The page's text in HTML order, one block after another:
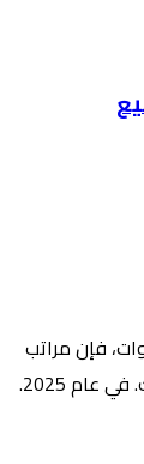
فإن مراتب
الدورا التركية تستحق أن تكون في مقدمة اختياراتك. في عام 2025.